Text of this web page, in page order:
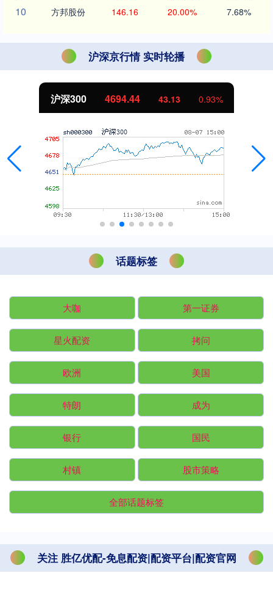
10 方邦股份 146.16 20.00% 7.68%
沪深京行情 实时轮播
北证50 1134.24 11.37 1.01%
话题标签
大咖 第一证券
星火配资 拷问
欧洲 美国
特朗 成为
银行 国民
村镇 股市策略
全部话题标签
关注 胜亿优配-免息配资|配资平台|配资官网